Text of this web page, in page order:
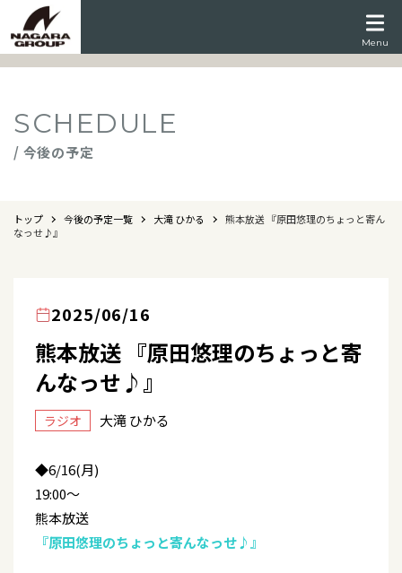
Menu
SCHEDULE
/ 今後の予定
トップ 今後の予定一覧 大滝 ひかる
熊本放送 『原田悠理のちょっと寄ん
なっせ♪』
2025/06/16
熊本放送 『原田悠理のちょっと寄
んなっせ♪』
ラジオ 大滝 ひかる
◆6/16(月)
19:00～
熊本放送
『原田悠理のちょっと寄んなっせ♪』